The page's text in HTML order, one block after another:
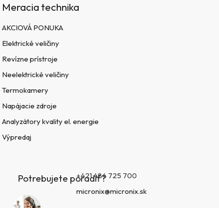
Meracia technika
AKCIOVÁ PONUKA
Elektrické veličiny
Revízne prístroje
Neelektrické veličiny
Termokamery
Napájacie zdroje
Analyzátory kvality el. energie
Výpredaj
Potrebujete poradiť?+421 484 725 700
micronix@micronix.sk